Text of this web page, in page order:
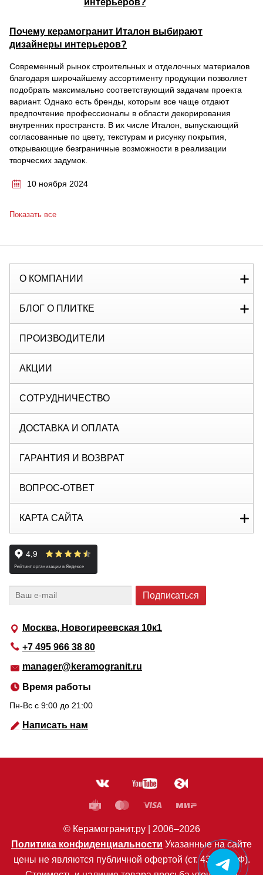
Почему керамогранит Италон выбирают
дизайнеры интерьеров?
Современный рынок строительных и отделочных материалов
благодаря широчайшему ассортименту продукции позволяет
подобрать максимально соответствующий задачам проекта
вариант. Однако есть бренды, которым все чаще отдают
предпочтение профессионалы в области декорирования
внутренних пространств. В их числе Италон, выпускающий
согласованные по цвету, текстурам и рисунку покрытия,
открывающие безграничные возможности в реализации
творческих задумок.
10 ноября 2024
Показать все
Москва, Новогиреевская 10к1
+7 495 966 38 80
manager@keramogranit.ru
Время работы
Пн-Вс c 9:00 до 21:00
Написать нам
О КОМПАНИИ
БЛОГ О ПЛИТКЕ
ПРОИЗВОДИТЕЛИ
АКЦИИ
СОТРУДНИЧЕСТВО
ДОСТАВКА И ОПЛАТА
ГАРАНТИЯ И ВОЗВРАТ
ВОПРОС-ОТВЕТ
КАРТА САЙТА
© Керамогранит.ру | 2006–2026
Политика конфиденциальности Указанные на сайте
цены не являются публичной офертой (ст. 435 ГК РФ).